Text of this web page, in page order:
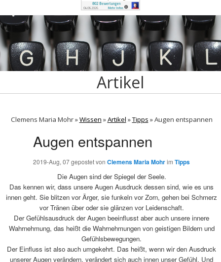
Artikel
Clemens Maria Mohr »Wissen »Artikel »Tipps »Augen entspannen
Augen entspannen
2019-Aug, 07gepostet von Clemens Maria Mohrim Tipps
Die Augen sind der Spiegel der Seele.
Das kennen wir, dass unsere Augen Ausdruck dessen sind, wie es uns
innen geht. Sie blitzen vor Ärger, sie funkeln vor Zorn, gehen bei Schmerz
vor Tränen über oder sie glänzen vor Leidenschaft.
Der Gefühlsausdruck der Augen beeinflusst aber auch unsere innere
Wahrnehmung, das heißt die Wahrnehmungen von geistigen Bildern und
Gefühlsbewegungen.
Der Einfluss ist also auch umgekehrt. Das heißt, wenn wir den Ausdruck
unserer Augen verändern, verändert sich auch innen unser Gefühl. Und